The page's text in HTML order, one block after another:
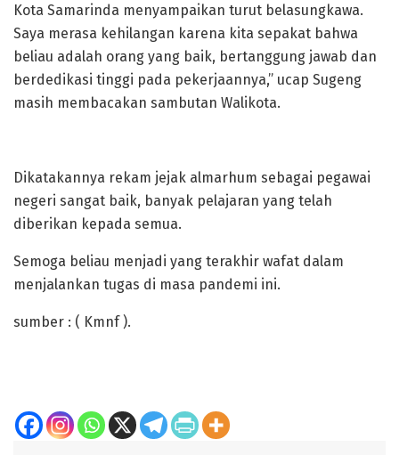
Kota Samarinda menyampaikan turut belasungkawa.
Saya merasa kehilangan karena kita sepakat bahwa
beliau adalah orang yang baik, bertanggung jawab dan
berdedikasi tinggi pada pekerjaannya,” ucap Sugeng
masih membacakan sambutan Walikota.
Dikatakannya rekam jejak almarhum sebagai pegawai
negeri sangat baik, banyak pelajaran yang telah
diberikan kepada semua.
Semoga beliau menjadi yang terakhir wafat dalam
menjalankan tugas di masa pandemi ini.
sumber : ( Kmnf ).